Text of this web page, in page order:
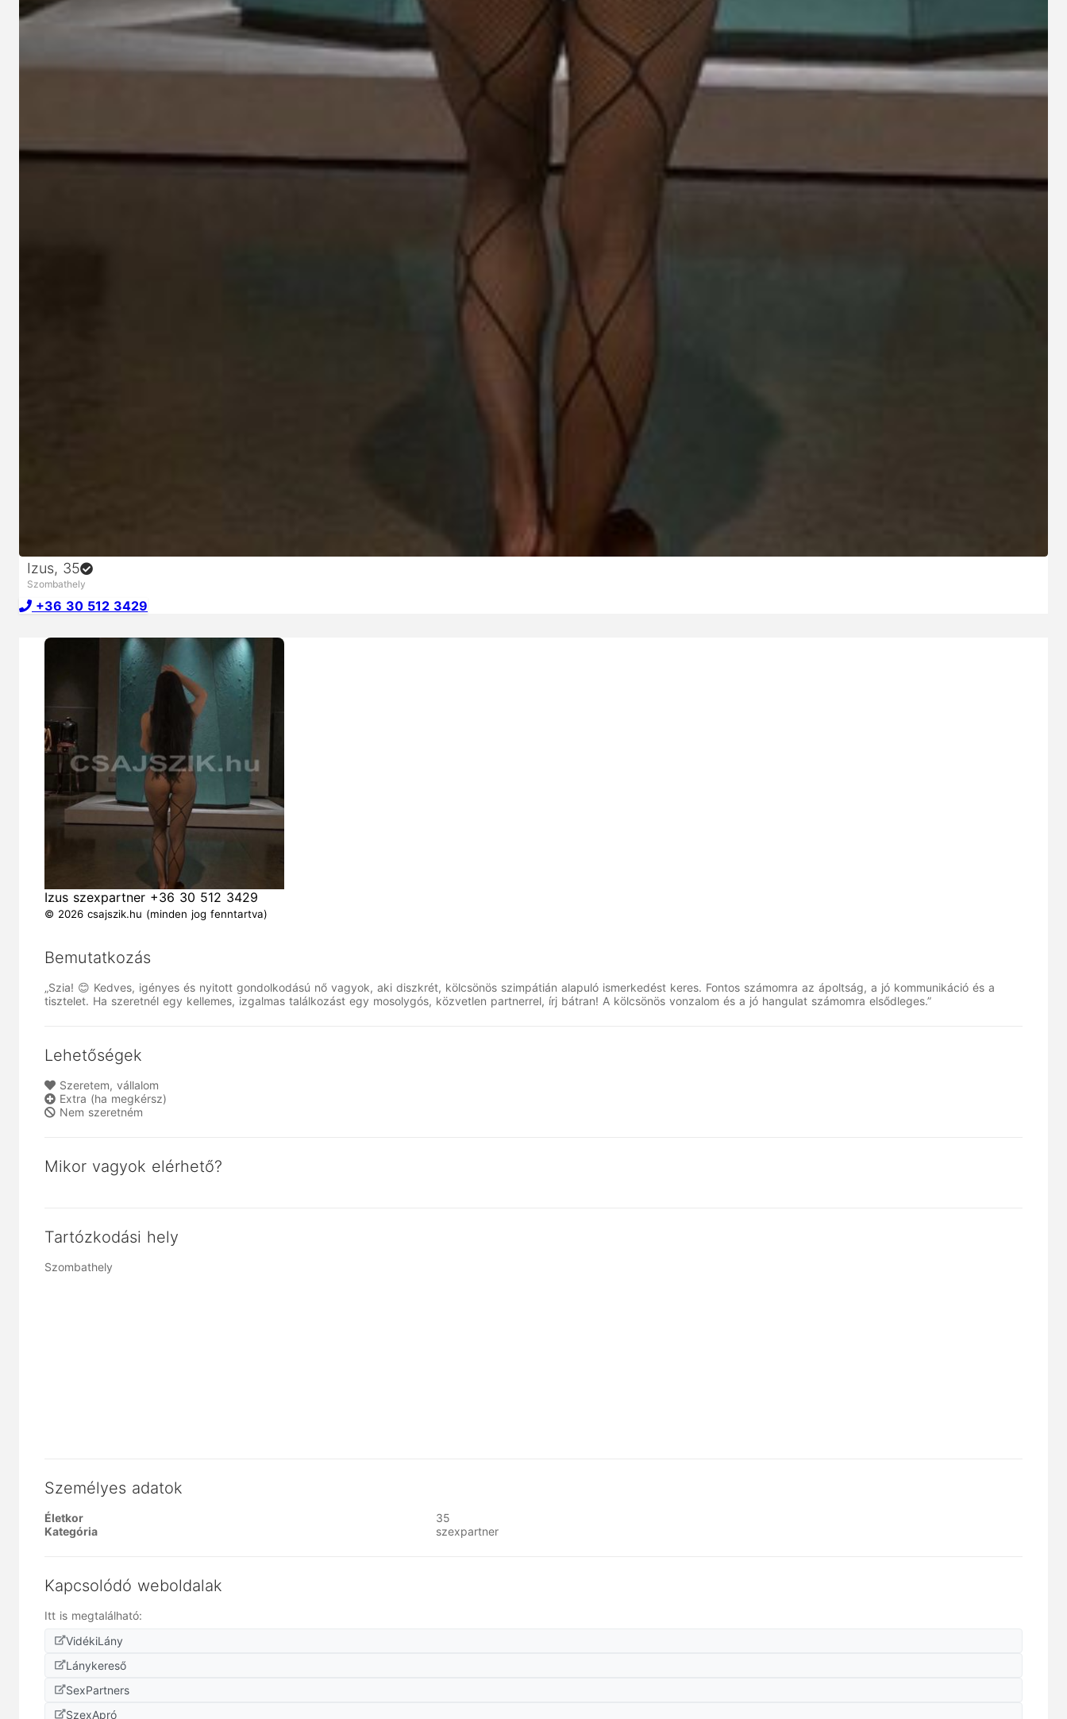
Izus, 35
Szombathely
+36 30 512 3429
Izus szexpartner +36 30 512 3429
© 2026 csajszik.hu (minden jog fenntartva)
Bemutatkozás
„Szia! 😊 Kedves, igényes és nyitott gondolkodású nő vagyok, aki diszkrét, kölcsönös szimpátián alapuló ismerkedést keres. Fontos számomra az ápoltság, a jó kommunikáció és a
tisztelet. Ha szeretnél egy kellemes, izgalmas találkozást egy mosolygós, közvetlen partnerrel, írj bátran! A kölcsönös vonzalom és a jó hangulat számomra elsődleges.”
Lehetőségek
Szeretem, vállalom
Extra (ha megkérsz)
Nem szeretném
Mikor vagyok elérhető?
Tartózkodási hely
Szombathely
Személyes adatok
Életkor
35
Kategória
szexpartner
Kapcsolódó weboldalak
Itt is megtalálható:
VidékiLány
Lánykereső
SexPartners
SzexApró